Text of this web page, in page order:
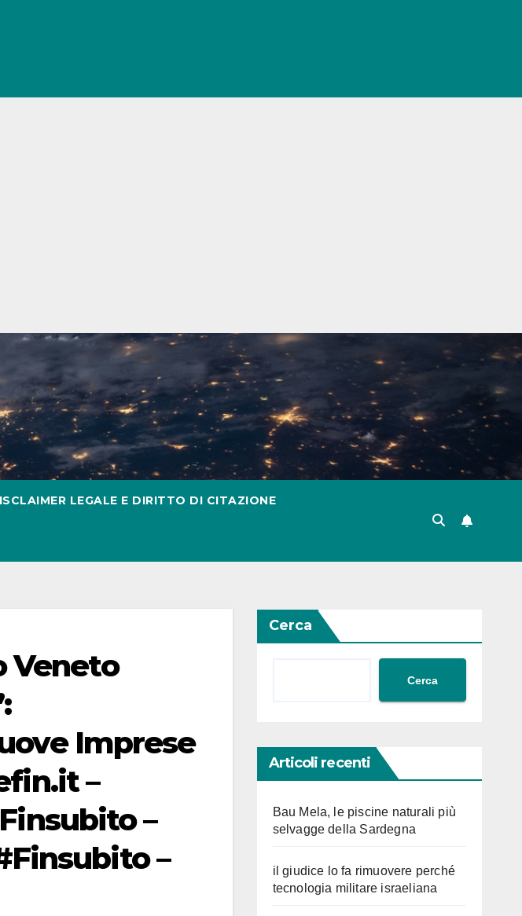
LEGALE E DIRITTO DI CITAZIONE
Veneto
Imprese
–
–
–
Cerca
Cerca
Articoli recenti
Bau Mela, le piscine naturali più
selvagge della Sardegna
il giudice lo fa rimuovere perché
tecnologia militare israeliana